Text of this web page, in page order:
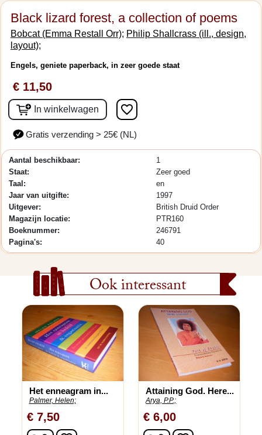
Black lizard forest, a collection of poems
Bobcat (Emma Restall Orr); Philip Shallcrass (ill., design,
layout);
Engels, geniete paperback, in zeer goede staat
€ 11,50
In winkelwagen favorite_border
Gratis verzending > 25€ (NL)
Aantal beschikbaar:
1
Staat:
Zeer goed
Taal:
en
Jaar van uitgifte:
1997
Uitgever:
British Druid Order
Magazijn locatie:
PTR160
Boeknummer:
246791
Pagina's:
40
Ook interessant
Het enneagram in...
Palmer, Helen;
€ 7,50
Attaining God. Here...
Arya, P.P.;
€ 6,00